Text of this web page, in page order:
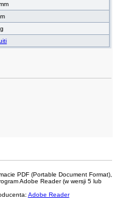
PDF (Portable Document Format),
Adobe Reader (w wersji 5 lub
Adobe Reader